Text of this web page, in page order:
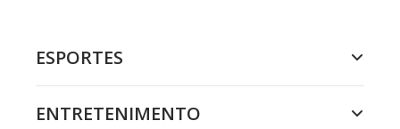
ESPORTES
ENTRETENIMENTO